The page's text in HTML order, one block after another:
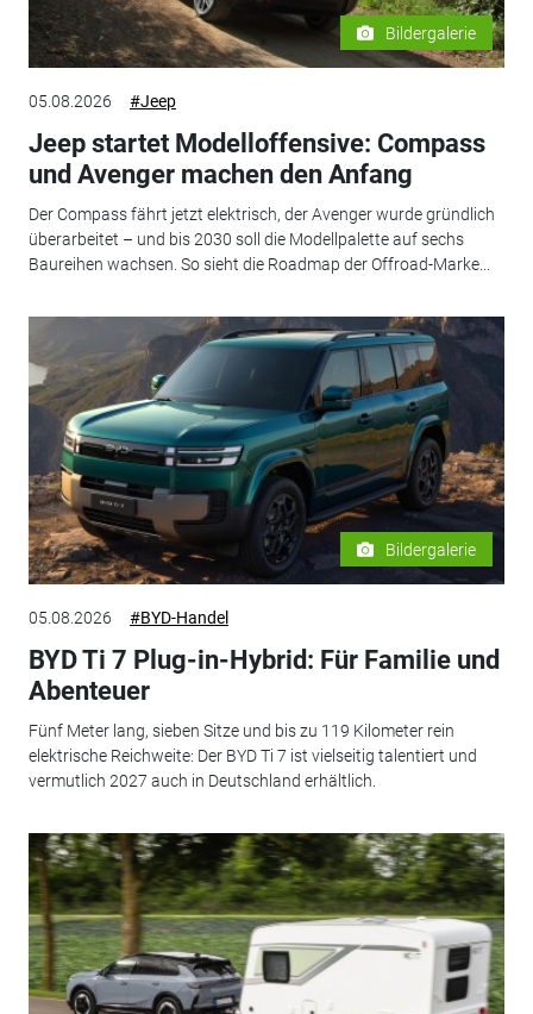
Bildergalerie
05.08.2026 #Jeep
Jeep startet Modelloffensive: Compass
und Avenger machen den Anfang
Der Compass fährt jetzt elektrisch, der Avenger wurde gründlich
überarbeitet – und bis 2030 soll die Modellpalette auf sechs
Baureihen wachsen. So sieht die Roadmap der Offroad-Marke...
Bildergalerie
05.08.2026 #BYD-Handel
BYD Ti 7 Plug-in-Hybrid: Für Familie und
Abenteuer
Fünf Meter lang, sieben Sitze und bis zu 119 Kilometer rein
elektrische Reichweite: Der BYD Ti 7 ist vielseitig talentiert und
vermutlich 2027 auch in Deutschland erhältlich.